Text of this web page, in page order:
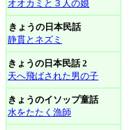
オオカミと３人の娘
きょうの日本民話
静貫とネズミ
きょうの日本民話 2
天へ飛ばされた男の子
きょうのイソップ童話
水をたたく漁師